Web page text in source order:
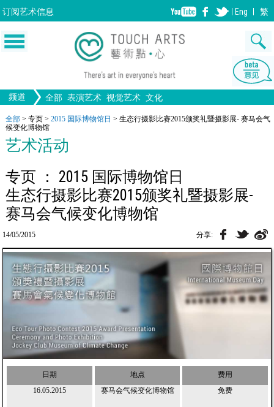
订阅艺术信息 Eng 繁
频道 全部 表演艺术 视觉艺术 文化
音乐 舞蹈
戏剧
歌剧/音乐剧
全部表演艺术
绘画 画图 版画
设计
工艺
装置
生活 文物 全部文化
全部 > 专页 > 2015 国际博物馆日 > 生态行摄影比赛2015颁奖礼暨摄影展- 赛马会气
候变化博物馆
艺术活动
专页 ： 2015 国际博物馆日
生态行摄影比赛2015颁奖礼暨摄影展-
赛马会气候变化博物馆
14/05/2015 分享:
日期
16.05.2015
地点
赛马会气候变化博物馆
费用
免费